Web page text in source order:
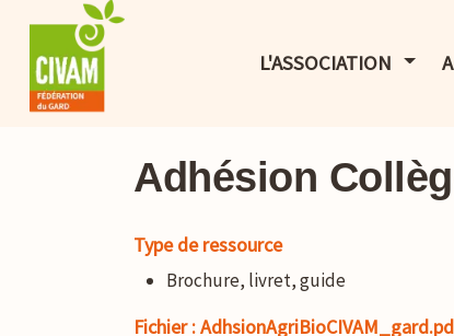
L'ASSOCIATION
Adhésion
Type de ressource
Brochure, livret, guide
Fichier :